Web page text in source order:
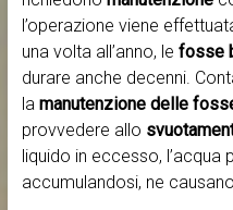
l’operazione viene
una volta all’anno, le fosse
durare anche decenni.
la manutenzione delle
provvedere allo
liquido in eccesso, l’acqua
accumulandosi, ne